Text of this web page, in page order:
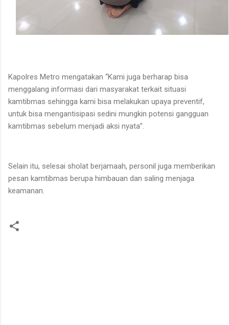
Kapolres Metro mengatakan “Kami juga berharap bisa
menggalang informasi dari masyarakat terkait situasi
kamtibmas sehingga kami bisa melakukan upaya preventif,
untuk bisa mengantisipasi sedini mungkin potensi gangguan
kamtibmas sebelum menjadi aksi nyata”.
Selain itu, selesai sholat berjamaah, personil juga memberikan
pesan kamtibmas berupa himbauan dan saling menjaga
keamanan.